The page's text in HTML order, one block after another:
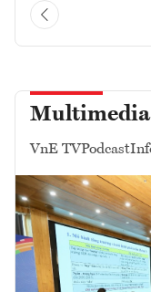
Multimedia
VnE TVPodcast